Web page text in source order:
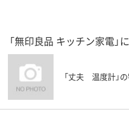
「無印良品 キッチン家電
「丈夫 温度計」